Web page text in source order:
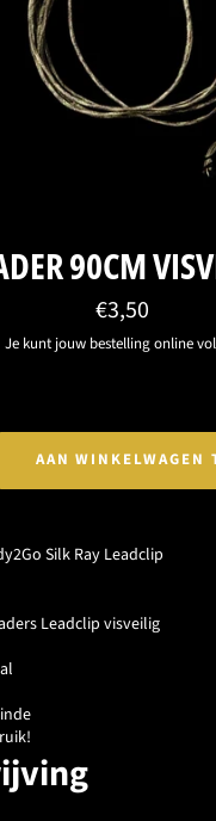
90CM
Normale
prijs
€3,50
Je kunt jouw bestelling online
AAN WINKELWAGEN
Silk Ray Leadclip
Leadclip visveilig